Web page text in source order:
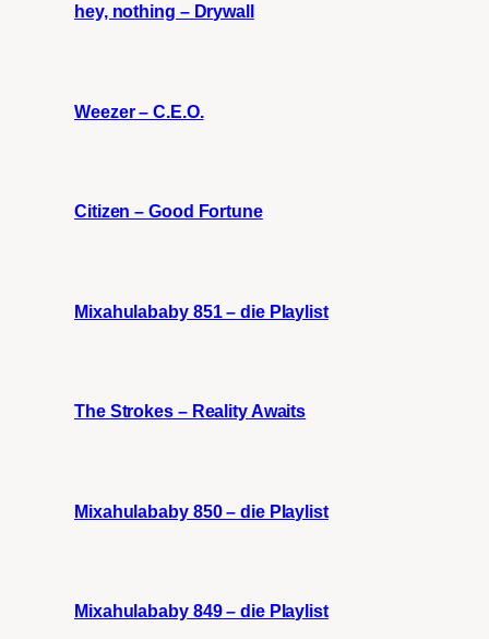
hey, nothing – Drywall
Weezer – C.E.O.
Citizen – Good Fortune
Mixahulababy 851 – die Playlist
The Strokes – Reality Awaits
Mixahulababy 850 – die Playlist
Mixahulababy 849 – die Playlist